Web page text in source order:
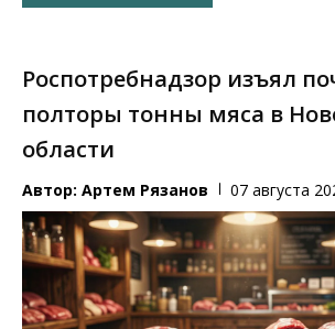
Роспотребнадзор изъял
полторы тонны мяса в
области
Автор: Артем Рязанов 07 августа